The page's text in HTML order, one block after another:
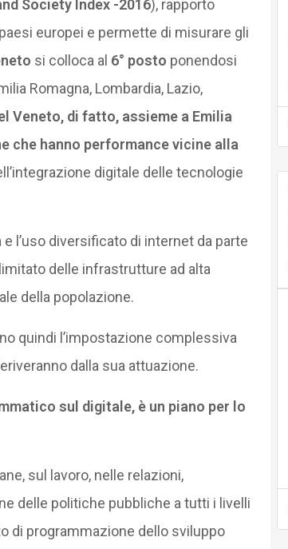
Society Index -2016), rapporto
europei e permette di misurare gli
si colloca al 6° posto ponendosi
Romagna, Lombardia, Lazio,
Veneto, di fatto, assieme a Emilia
che hanno performance vicine alla
digitale delle tecnologie
l’uso diversificato di internet da parte
delle infrastrutture ad alta
della popolazione.
quindi l’impostazione complessiva
dalla sua attuazione.
sul digitale, è un piano per lo
sul lavoro, nelle relazioni,
delle politiche pubbliche a tutti i livelli
di programmazione dello sviluppo